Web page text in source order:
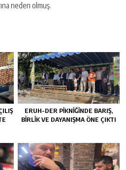
neden olmuş.
ERUH-DER PIKNIĞINDE BARIŞ,
BIRLIK VE DAYANIŞMA ÖNE ÇIKTI